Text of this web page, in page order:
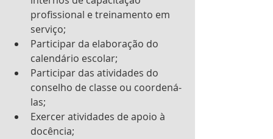
profissional e treinamento em
serviço;
Participar da elaboração do
calendário escolar;
Participar das atividades do
conselho de classe ou coordená-
las;
Exercer atividades de apoio à
docência;